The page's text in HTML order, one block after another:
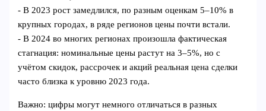
- В 2023 рост замедлился, по разным оценкам 5–10% в
крупных городах, в ряде регионов цены почти встали.
- В 2024 во многих регионах произошла фактическая
стагнация: номинальные цены растут на 3–5%, но с
учётом скидок, рассрочек и акций реальная цена сделки
часто близка к уровню 2023 года.
Важно: цифры могут немного отличаться в разных